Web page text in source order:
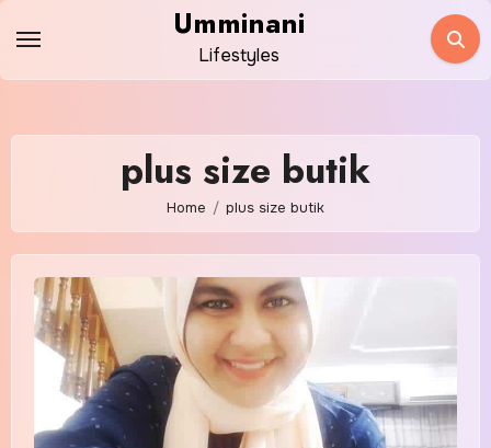
content
Umminani
Lifestyles
plus size butik
Home plus size butik